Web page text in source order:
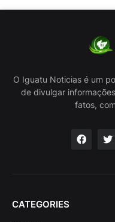
O Iguatu Noticias é um
de divulgar
fatos,
CATEGORIES